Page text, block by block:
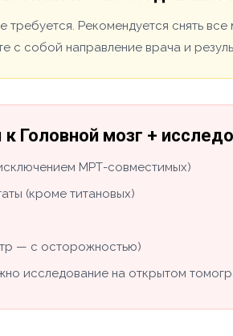
требуется. Рекомендуется снять
с собой направление врача и
к Головной мозг +
МРТ-совместимых)
(кроме титановых)
— с осторожностью)
исследование на открытом